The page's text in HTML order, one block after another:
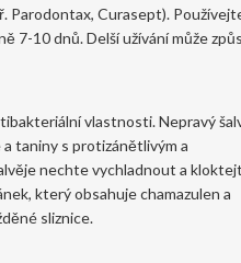
Parodontax, Curasept).
7-10 dnů. Delší užívání může
vlastnosti.Nepravý
a taniny s protizánětlivým a
nechte vychladnout a
, kterýobsahuje chamazulen a
sliznice.